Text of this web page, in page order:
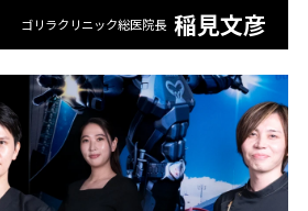
ゴリラクリニック総医院長 稲見文彦